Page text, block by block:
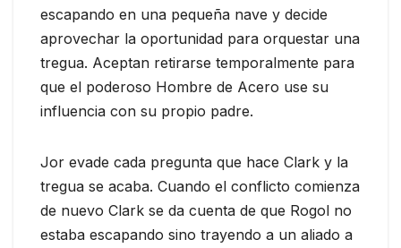
escapando en una pequeña nave y decide
aprovechar la oportunidad para orquestar una
tregua. Aceptan retirarse temporalmente para
que el poderoso Hombre de Acero use su
influencia con su propio padre.
Jor evade cada pregunta que hace Clark y la
tregua se acaba. Cuando el conflicto comienza
de nuevo Clark se da cuenta de que Rogol no
estaba escapando sino trayendo a un aliado a